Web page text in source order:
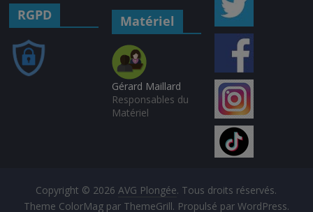
RGPD Matériel
Gérard Maillard
Responsables du
Matériel
Copyright © 2026AVG Plongée. Tous droits réservés.
Theme ColorMagpar ThemeGrill. Propulsé par WordPress.